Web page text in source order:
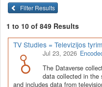
infrastruktūra, suteikianti
tyrimų išteklių. Visi
lietuvių ir anglų kalbomis
įsikūręsKauno
ir archyvavimo (DAtA)
Prieigai prie išteklių
visi ištekliai prieinami, nes
senosios infrastruktūros
Filter Results
1 to 10 of 849 Results
TV Studies = Televizijos
Jul 23, 2026
The Dataverse
data collected in the
and includes data from